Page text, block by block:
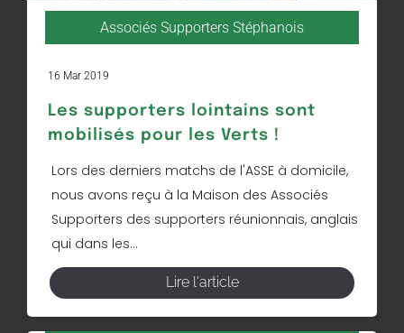
Associés Supporters Stéphanois
16 Mar 2019
Les supporters lointains sont
mobilisés pour les Verts !
Lors des derniers matchs de l'ASSE à domicile,
nous avons reçu à la Maison des Associés
Supporters des supporters réunionnais, anglais
qui dans les...
Lire l'article